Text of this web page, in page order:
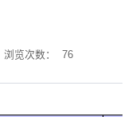
浏览次数： 76